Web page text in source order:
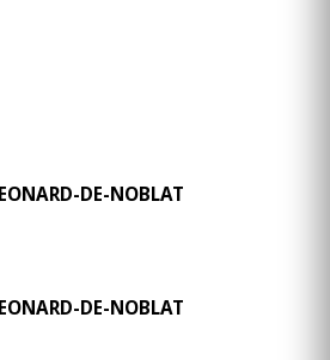
DE-NOBLAT
DE-NOBLAT